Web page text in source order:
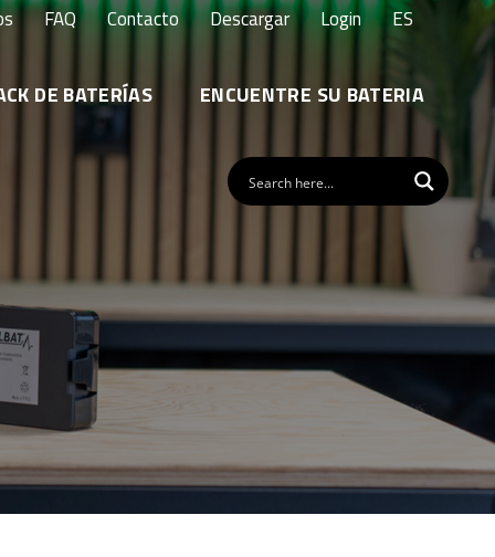
FAQ Contacto Descargar Login ES
DE BATERÍAS ENCUENTRE SU BATERIA